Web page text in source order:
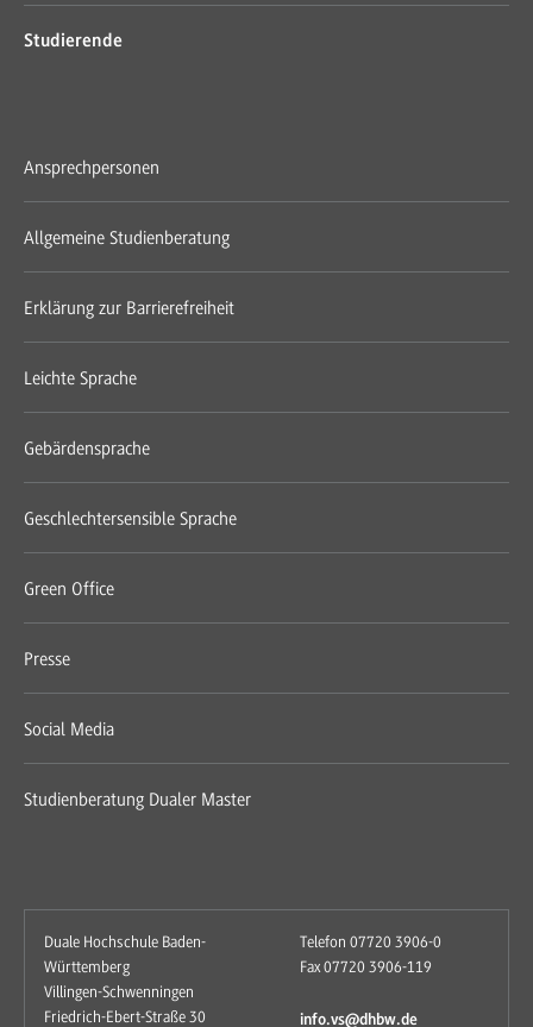
Studierende
Ansprechpersonen
Allgemeine Studienberatung
Erklärung zur Barrierefreiheit
Leichte Sprache
Gebärdensprache
Geschlechtersensible Sprache
Green Office
Presse
Social Media
Studienberatung Dualer Master
Duale Hochschule Baden-
Württemberg
Villingen-Schwenningen
Friedrich-Ebert-Straße 30
Telefon 07720 3906-0
Fax 07720 3906-119
info.vs@dhbw.de